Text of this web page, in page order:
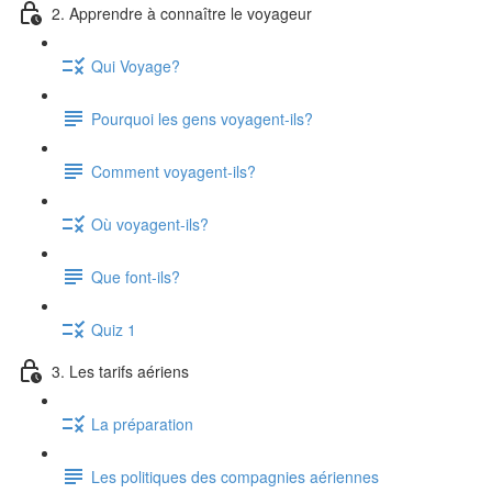
2. Apprendre à connaître le voyageur
Qui Voyage?
Pourquoi les gens voyagent-ils?
Comment voyagent-ils?
Où voyagent-ils?
Que font-ils?
Quiz 1
3. Les tarifs aériens
La préparation
Les politiques des compagnies aériennes